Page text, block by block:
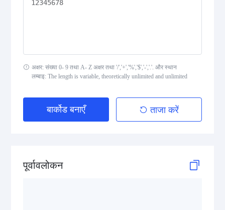
Codabar
Standard 2 of 5
MSI Plessey (MSI Mod 10)
Pharmacode
अक्षर: संख्या 0- 9 तथा A- Z अक्षर तथा '/','+','%','$','-','.'. और स्थान
लम्बाइ: The length is variable, theoretically unlimited and unlimited
बार्कोड बनाएँ ताजा करें
पूर्वावलोकन